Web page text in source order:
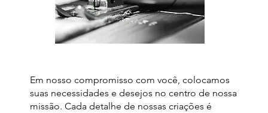
Em nosso compromisso com você, colocamos
suas necessidades e desejos no centro de nossa
missão. Cada detalhe de nossas criações é